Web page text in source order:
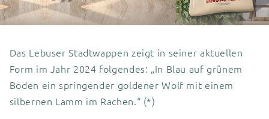
Das Lebuser Stadtwappen zeigt in seiner aktuellen
Form im Jahr 2024 folgendes: „In Blau auf grünem
Boden ein springender goldener Wolf mit einem
silbernen Lamm im Rachen.“ (*)